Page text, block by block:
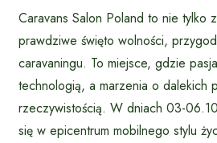
Caravans Salon Poland to nie tylko
prawdziwe święto wolności,
caravaningu. To miejsce, gdzie
technologią, a marzenia o dalekich
rzeczywistością. W dniach 03-
się w epicentrum mobilnego stylu